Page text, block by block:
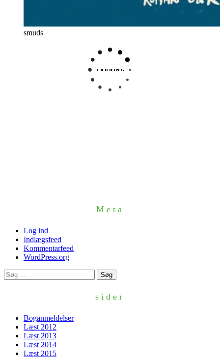
smuds
Meta
Log ind
Indlægsfeed
Kommentarfeed
WordPress.org
Søg
efter:
sider
Boganmeldelser
Læst 2012
Læst 2013
Læst 2014
Læst 2015